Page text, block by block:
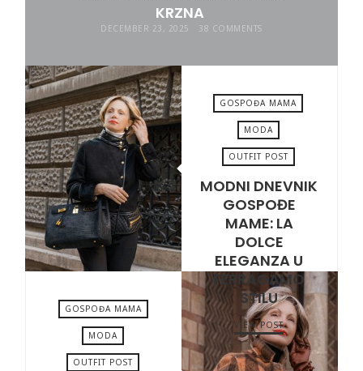
KRZNA
DECEMBER 23, 2025 38 COMMENTS
AUGUST 22, 2025
GOSPOĐA MAMA
MODA
OUTFIT POST
MODNI DNEVNIK
GOSPOĐE
MAME: LA
DOLCE
ELEGANZA U
FERRAGAMO
STILU
VIEW POST
GOSPOĐA MAMA
MODA
OUTFIT POST